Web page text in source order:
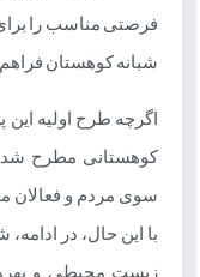
فرصتی مناسب را
شبانه کوهستان
کوهستانی مطرح شد،
سوی مردم و فعالان
با این حال، در
زیست محیطی و